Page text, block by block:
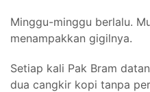
Minggu-minggu berlalu.
menampakkan gigilnya.
Setiap kali Pak Bram
dua cangkir kopi tanpa